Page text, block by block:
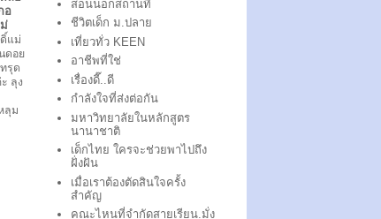
อ
แม่
ดอย
รุด
ลุง
ลุม
สอนนอกสถานที่
ชีวิตเด็ก ม.ปลาย
เที่ยวทั่ว KEEN
อาชีพที่ใช่
เรื่องดี๊..ดี
กำลังใจที่ส่งต่อกัน
มหาวิทยาลัยในหลักสูตร
นานาชาติ
เด็กไทย ใครจะช่วยพาไปถึง
ฝั่งฝัน
เมื่อเราต้องตัดสินใจครั้ง
สำคัญ
คณะไหนที่จำกัดสายเรียน.มั่ง